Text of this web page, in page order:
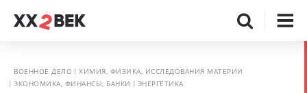
ВОЕННОЕ ДЕЛО
ХИМИЯ, ФИЗИКА, ИССЛЕДОВАНИЯ МАТЕРИИ
ЭКОНОМИКА, ФИНАНСЫ, БАНКИ
ЭНЕРГЕТИКА